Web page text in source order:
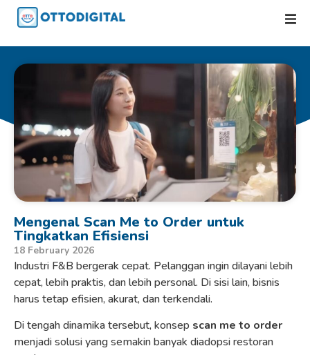
Mengenal Scan Me to Order untuk
Tingkatkan Efisiensi
18 February 2026
Industri F&B bergerak cepat. Pelanggan ingin dilayani lebih
cepat, lebih praktis, dan lebih personal. Di sisi lain, bisnis
harus tetap efisien, akurat, dan terkendali.
Di tengah dinamika tersebut, konsep scan me to order
menjadi solusi yang semakin banyak diadopsi restoran